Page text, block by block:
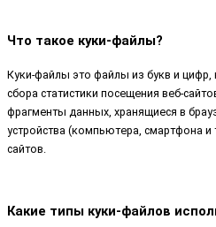
Что такое куки-файлы?
Куки-файлы это файлы из букв и
сбора статистики посещения веб-
фрагменты данных, хранящиеся в
устройства (компьютера, смартфона и
сайтов.
Какие типы куки-файлов